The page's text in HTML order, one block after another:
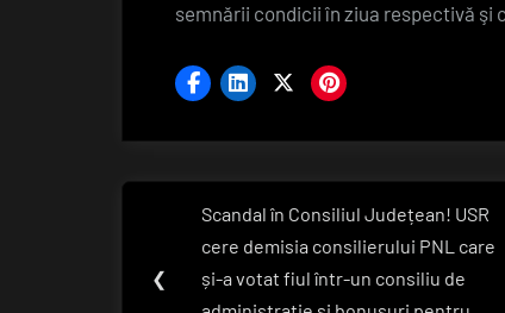
semnării condicii în ziua respectivă şi
Navigare
❮
Previous
Post:
Scandal în Consiliul Județean! USR
cere demisia consilierului PNL care
și-a votat fiul într-un consiliu de